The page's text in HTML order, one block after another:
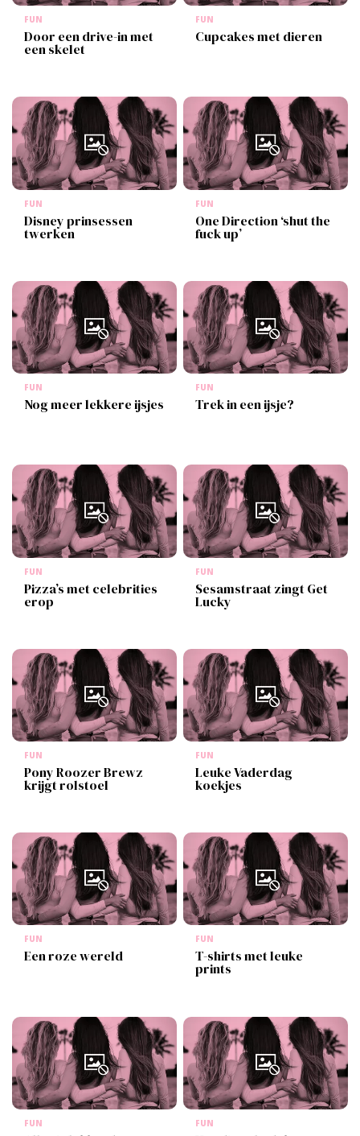
FUN
Door een drive-in met
een skelet
FUN
Cupcakes met dieren
FUN
Disney prinsessen
twerken
FUN
One Direction ‘shut the
fuck up’
FUN
Nog meer lekkere ijsjes
FUN
Trek in een ijsje?
FUN
Pizza’s met celebrities
erop
FUN
Sesamstraat zingt Get
Lucky
FUN
Pony Roozer Brewz
krijgt rolstoel
FUN
Leuke Vaderdag
koekjes
FUN
Een roze wereld
FUN
T-shirts met leuke
prints
FUN FUN